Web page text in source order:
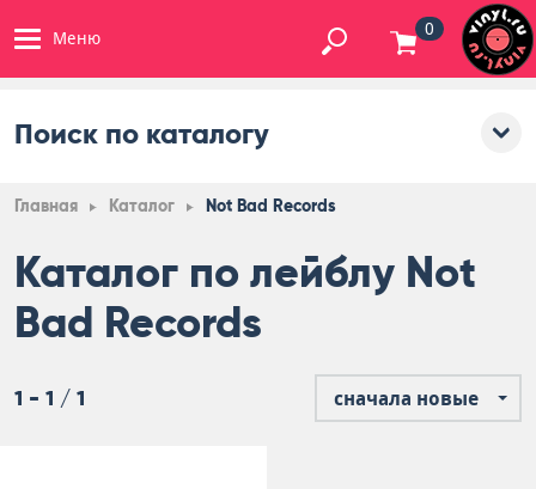
Меню 0
Поиск по каталогу
Главная Каталог Not Bad Records
Каталог по лейблу Not
Bad Records
1 - 1 / 1 сначала новые